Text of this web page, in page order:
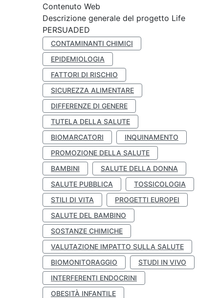
Contenuto Web
Descrizione generale del progetto Life
PERSUADED
CONTAMINANTI CHIMICI
EPIDEMIOLOGIA
FATTORI DI RISCHIO
SICUREZZA ALIMENTARE
DIFFERENZE DI GENERE
TUTELA DELLA SALUTE
BIOMARCATORI
INQUINAMENTO
PROMOZIONE DELLA SALUTE
BAMBINI
SALUTE DELLA DONNA
SALUTE PUBBLICA
TOSSICOLOGIA
STILI DI VITA
PROGETTI EUROPEI
SALUTE DEL BAMBINO
SOSTANZE CHIMICHE
VALUTAZIONE IMPATTO SULLA SALUTE
BIOMONITORAGGIO
STUDI IN VIVO
INTERFERENTI ENDOCRINI
OBESITÀ INFANTILE